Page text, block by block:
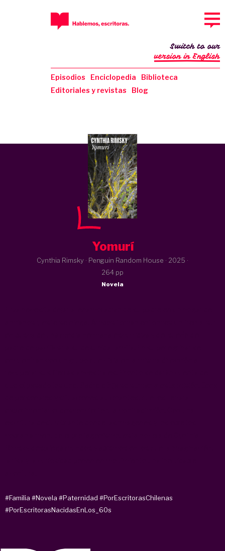
Episodios Enciclopedia
Biblioteca
Editoriales y revistas
Blog
Switch to our
version in English
Yomurí
Cynthia Rimsky · Penguin Random House · 2025 ·
264 pp
Novela
#Familia #Novela #Paternidad #PorEscritorasChilenas
#PorEscritorasNacidasEnLos_60s